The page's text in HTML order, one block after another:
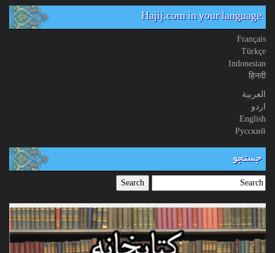
Hajij.com in your language
Français
Türkçe
Indonesian
हिनदी
العربیة
اردو
English
Русский
جستجو